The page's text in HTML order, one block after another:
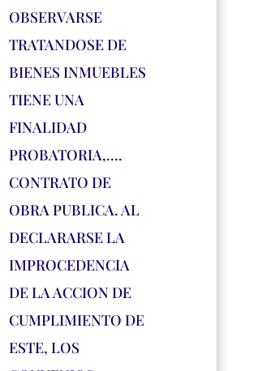
OBSERVARSE
TRATANDOSE DE
BIENES INMUEBLES
TIENE UNA
FINALIDAD
PROBATORIA,….
CONTRATO DE
OBRA PUBLICA. AL
DECLARARSE LA
IMPROCEDENCIA
DE LA ACCION DE
CUMPLIMIENTO DE
ESTE, LOS